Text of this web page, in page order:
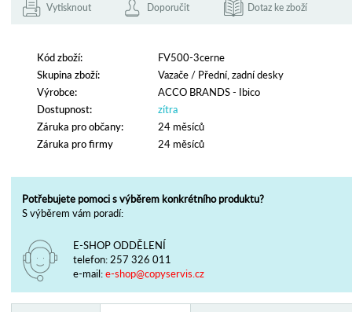
Vytisknout Doporučit Dotaz ke zboží
Kód zboží:
FV500-3cerne
Skupina zboží:
Vazače / Přední, zadní desky
Výrobce:
ACCO BRANDS - Ibico
Dostupnost:
zítra
Záruka pro občany:
24 měsíců
Záruka pro firmy
24 měsíců
Potřebujete pomoci s výběrem konkrétního produktu?
S výběrem vám poradí:
E-SHOP ODDĚLENÍ
telefon: 257 326 011
e-mail:e-shop@copyservis.cz